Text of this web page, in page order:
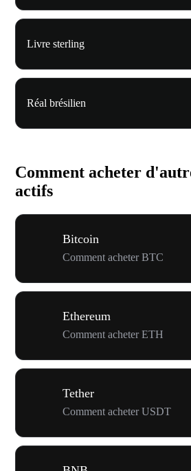
Livre sterling
Réal brésilien
Comment acheter
actifs
Bitcoin
Comment acheter BTC
Ethereum
Comment acheter ETH
Tether
Comment acheter USDT